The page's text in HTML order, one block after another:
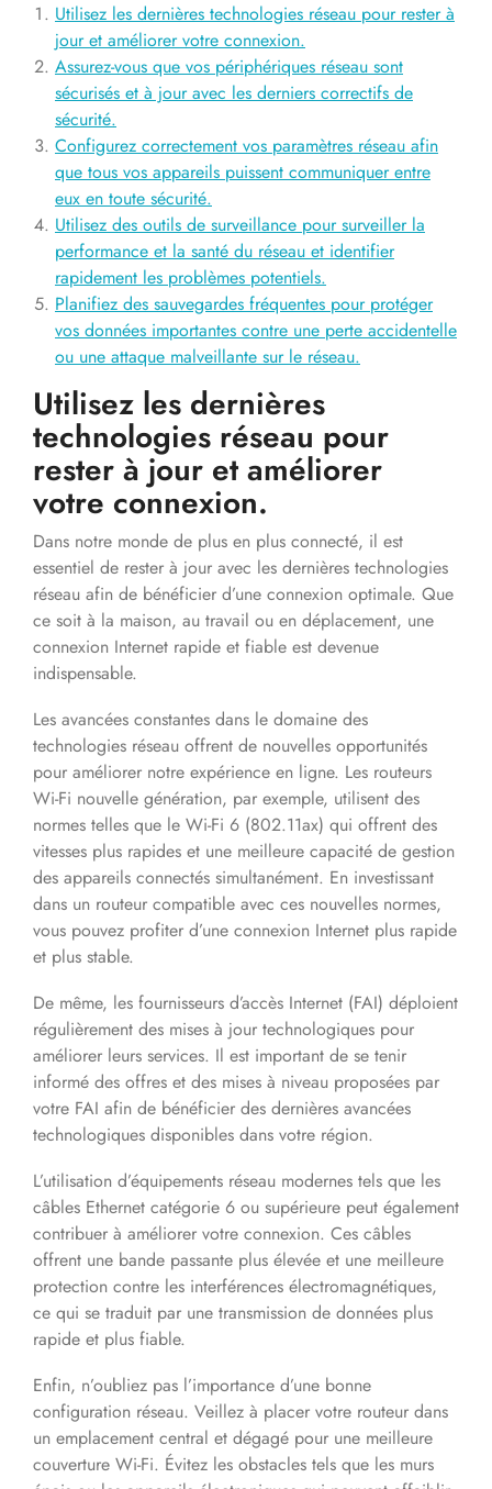
Utilisez les dernières technologies réseau pour rester à
jour et améliorer votre connexion.
Assurez-vous que vos périphériques réseau sont
sécurisés et à jour avec les derniers correctifs de
sécurité.
Configurez correctement vos paramètres réseau afin
que tous vos appareils puissent communiquer entre
eux en toute sécurité.
Utilisez des outils de surveillance pour surveiller la
performance et la santé du réseau et identifier
rapidement les problèmes potentiels.
Planifiez des sauvegardes fréquentes pour protéger
vos données importantes contre une perte accidentelle
ou une attaque malveillante sur le réseau.
Utilisez les dernières
technologies réseau pour
rester à jour et améliorer
votre connexion.
Dans notre monde de plus en plus connecté, il est
essentiel de rester à jour avec les dernières technologies
réseau afin de bénéficier d’une connexion optimale. Que
ce soit à la maison, au travail ou en déplacement, une
connexion Internet rapide et fiable est devenue
indispensable.
Les avancées constantes dans le domaine des
technologies réseau offrent de nouvelles opportunités
pour améliorer notre expérience en ligne. Les routeurs
Wi-Fi nouvelle génération, par exemple, utilisent des
normes telles que le Wi-Fi 6 (802.11ax) qui offrent des
vitesses plus rapides et une meilleure capacité de gestion
des appareils connectés simultanément. En investissant
dans un routeur compatible avec ces nouvelles normes,
vous pouvez profiter d’une connexion Internet plus rapide
et plus stable.
De même, les fournisseurs d’accès Internet (FAI) déploient
régulièrement des mises à jour technologiques pour
améliorer leurs services. Il est important de se tenir
informé des offres et des mises à niveau proposées par
votre FAI afin de bénéficier des dernières avancées
technologiques disponibles dans votre région.
L’utilisation d’équipements réseau modernes tels que les
câbles Ethernet catégorie 6 ou supérieure peut également
contribuer à améliorer votre connexion. Ces câbles
offrent une bande passante plus élevée et une meilleure
protection contre les interférences électromagnétiques,
ce qui se traduit par une transmission de données plus
rapide et plus fiable.
Enfin, n’oubliez pas l’importance d’une bonne
configuration réseau. Veillez à placer votre routeur dans
un emplacement central et dégagé pour une meilleure
couverture Wi-Fi. Évitez les obstacles tels que les murs